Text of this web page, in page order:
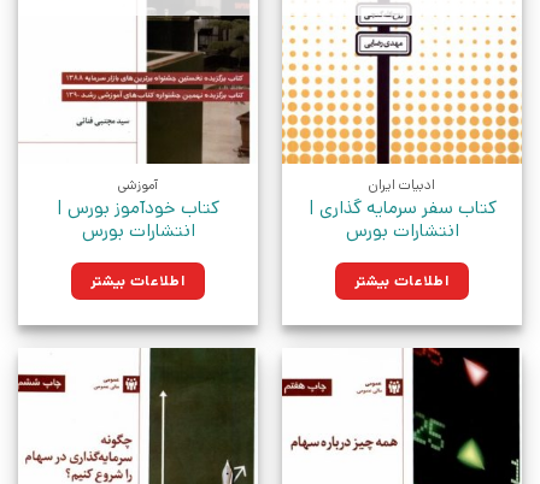
ادبیات ایران
کتاب سفر سرمایه گذاری |
انتشارات بورس
اطلاعات بیشتر
آموزشی
کتاب خودآموز بورس |
انتشارات بورس
اطلاعات بیشتر